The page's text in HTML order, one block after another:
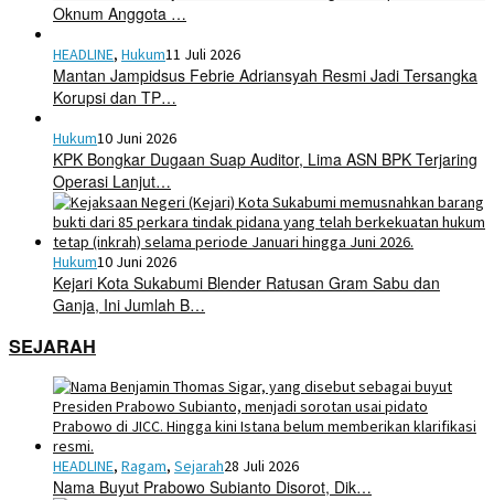
Oknum Anggota …
HEADLINE, Hukum11 Juli 2026
Mantan Jampidsus Febrie Adriansyah Resmi Jadi Tersangka
Korupsi dan TP…
Hukum10 Juni 2026
KPK Bongkar Dugaan Suap Auditor, Lima ASN BPK Terjaring
Operasi Lanjut…
Hukum10 Juni 2026
Kejari Kota Sukabumi Blender Ratusan Gram Sabu dan
Ganja, Ini Jumlah B…
SEJARAH
HEADLINE, Ragam, Sejarah28 Juli 2026
Nama Buyut Prabowo Subianto Disorot, Dik…